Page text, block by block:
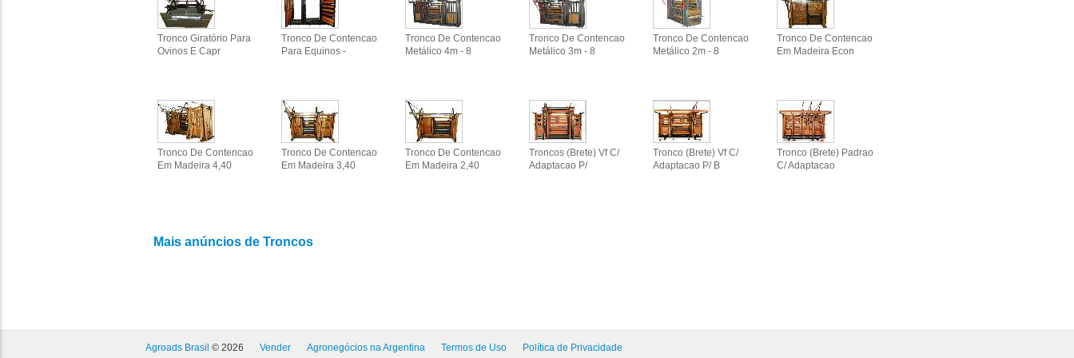
Tronco Giratório Para
Ovinos E Capr
Tronco De Contencao
Para Equinos -
Tronco De Contencao
Metálico 4m - 8
Tronco De Contencao
Metálico 3m - 8
Tronco De Contencao
Metálico 2m - 8
Tronco De Contencao
Em Madeira Econ
Tronco De Contencao
Em Madeira 4,40
Tronco De Contencao
Em Madeira 3,40
Tronco De Contencao
Em Madeira 2,40
Troncos (brete) Vf C/
Adaptacao P/
Tronco (brete) Vf C/
Adaptacao P/ B
Tronco (brete) Padrao
C/ Adaptacao
Mais anúncios de Troncos
Agroads Brasil © 2026 Vender Agronegócios na Argentina Termos de Uso Política de Privacidade